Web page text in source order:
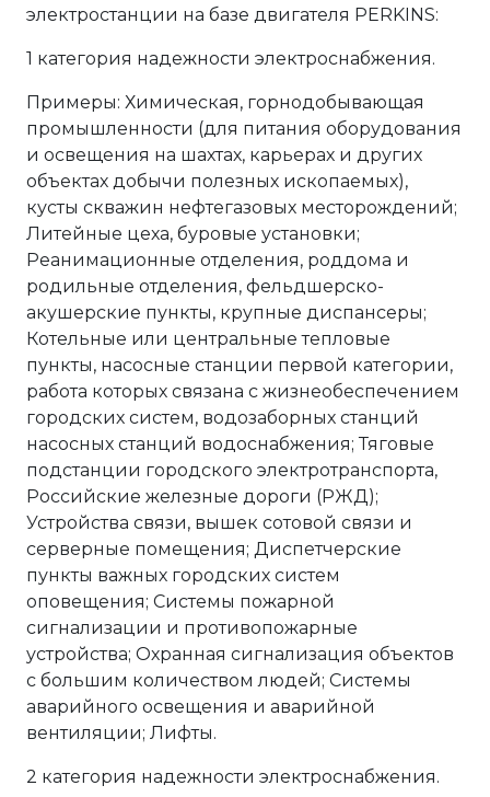
электростанции на базе двигателя PERKINS:
1 категория надежности электроснабжения.
Примеры: Химическая, горнодобывающая
промышленности (для питания оборудования
и освещения на шахтах, карьерах и других
объектах добычи полезных ископаемых),
кусты скважин нефтегазовых месторождений;
Литейные цеха, буровые установки;
Реанимационные отделения, роддома и
родильные отделения, фельдшерско-
акушерские пункты, крупные диспансеры;
Котельные или центральные тепловые
пункты, насосные станции первой категории,
работа которых связана с жизнеобеспечением
городских систем, водозаборных станций
насосных станций водоснабжения; Тяговые
подстанции городского электротранспорта,
Российские железные дороги (РЖД);
Устройства связи, вышек сотовой связи и
серверные помещения; Диспетчерские
пункты важных городских систем
оповещения; Системы пожарной
сигнализации и противопожарные
устройства; Охранная сигнализация объектов
с большим количеством людей; Системы
аварийного освещения и аварийной
вентиляции; Лифты.
2 категория надежности электроснабжения.